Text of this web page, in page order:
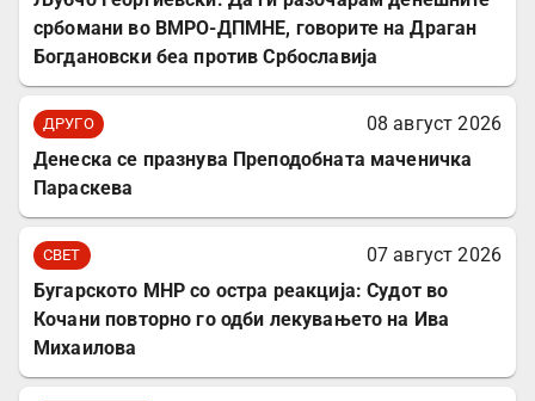
србомани во ВМРО-ДПМНЕ, говорите на Драган
Богдановски беа против Србославија
ДРУГО
08 август 2026
Денеска се празнува Преподобната маченичка
Параскева
СВЕТ
07 август 2026
Бугарското МНР со остра реакција: Судот во
Кочани повторно го одби лекувањето на Ива
Михаилова